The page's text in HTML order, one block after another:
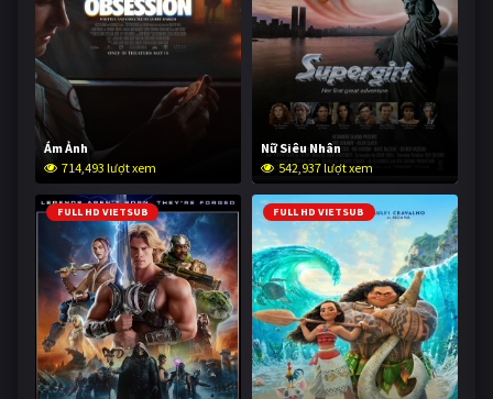
Ám Ảnh
714,493 lượt xem
Nữ Siêu Nhân
542,937 lượt xem
FULL HD VIETSUB FULL HD VIETSUB